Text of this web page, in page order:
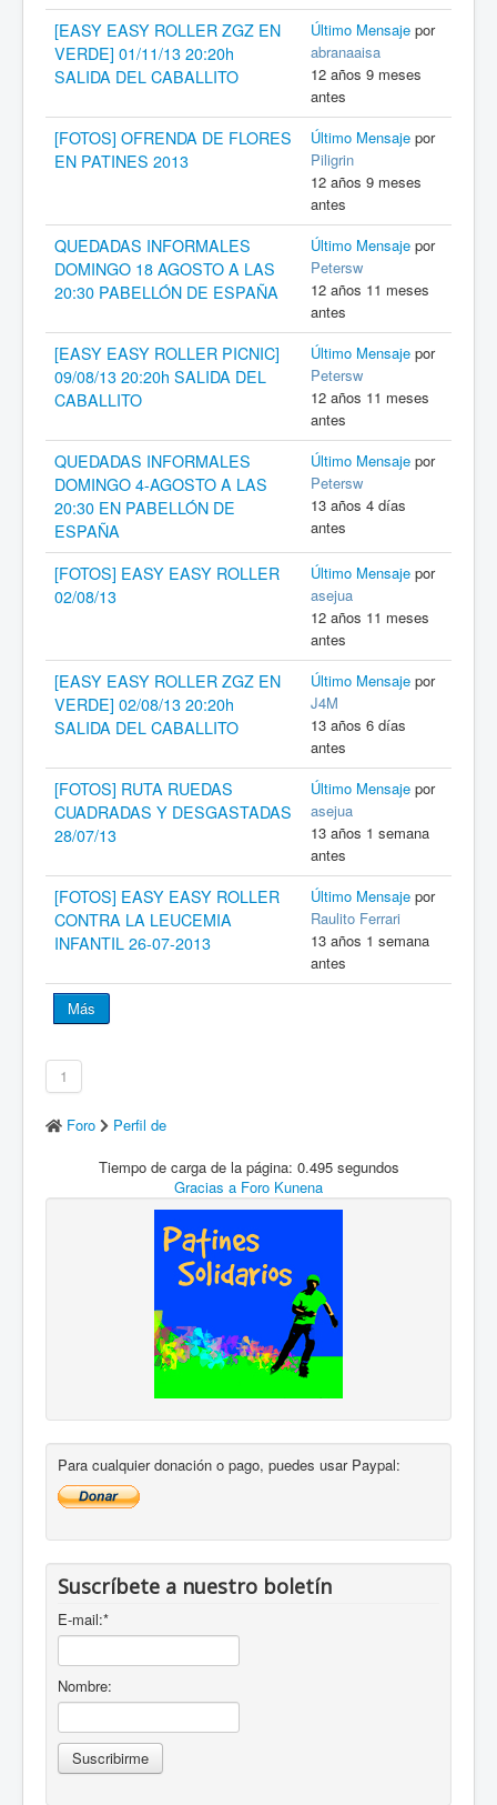
Más
[EASY EASY ROLLER ZGZ EN
VERDE] 01/11/13 20:20h
SALIDA DEL CABALLITO
Último Mensaje por
abranaaisa
12 años 9 meses
antes
[FOTOS] OFRENDA DE FLORES
EN PATINES 2013
Último Mensaje por
Piligrin
12 años 9 meses
antes
QUEDADAS INFORMALES
DOMINGO 18 AGOSTO A LAS
20:30 PABELLÓN DE ESPAÑA
Último Mensaje por
Petersw
12 años 11 meses
antes
[EASY EASY ROLLER PICNIC]
09/08/13 20:20h SALIDA DEL
CABALLITO
Último Mensaje por
Petersw
12 años 11 meses
antes
QUEDADAS INFORMALES
DOMINGO 4-AGOSTO A LAS
20:30 EN PABELLÓN DE
ESPAÑA
Último Mensaje por
Petersw
13 años 4 días
antes
[FOTOS] EASY EASY ROLLER
02/08/13
Último Mensaje por
asejua
12 años 11 meses
antes
[EASY EASY ROLLER ZGZ EN
VERDE] 02/08/13 20:20h
SALIDA DEL CABALLITO
Último Mensaje por
J4M
13 años 6 días
antes
[FOTOS] RUTA RUEDAS
CUADRADAS Y DESGASTADAS
28/07/13
Último Mensaje por
asejua
13 años 1 semana
antes
[FOTOS] EASY EASY ROLLER
CONTRA LA LEUCEMIA
INFANTIL 26-07-2013
Último Mensaje por
Raulito Ferrari
13 años 1 semana
antes
1
Foro
Perfil de
Tiempo de carga de la página: 0.495 segundos
Gracias a Foro Kunena
Para cualquier donación o pago, puedes usar Paypal:
Suscríbete a nuestro boletín
E-mail:*
Nombre: